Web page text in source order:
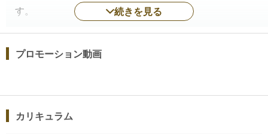
す。
ーマに沿った「分析的コメント」を書き切るスキルを
ブラインドテイスティングのスキルを付ける講座では
なく、試験に合格することに特化した講座ですので、
続きを見る
プロモーション動画
カリキュラム